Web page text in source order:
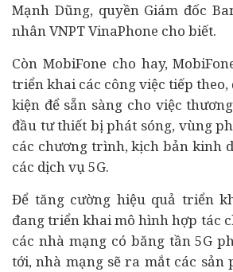
Mạnh Dũng, quyền Giám đốc
nhân VNPT VinaPhone cho biết.
Còn MobiFone cho hay,
triển khai các công việc tiếp theo,
kiện để sẵn sàng cho việc
đầu tư thiết bị phát sóng, vùng
các chương trình, kịch bản kinh
các dịch vụ 5G.
Để tăng cường hiệu quả triển
đang triển khai mô hình hợp tác
các nhà mạng có băng tần 5G
tới, nhà mạng sẽ ra mắt các sản